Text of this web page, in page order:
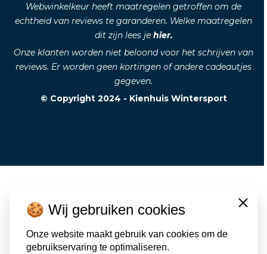
Webwinkelkeur heeft maatregelen getroffen om de
echtheid van reviews te garanderen. Welke maatregelen
dit zijn lees je hier.
Onze klanten worden niet beloond voor het schrijven van
reviews. Er worden geen kortingen of andere cadeautjes
gegeven.
© Copyright 2024 - Kienhuis Wintersport
🍪 Wij gebruiken cookies
Onze website maakt gebruik van cookies om de
gebruikservaring te optimaliseren.
Close